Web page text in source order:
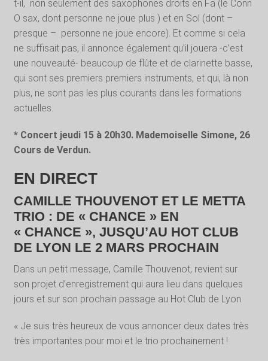
t-il, non seulement des saxophones droits en Fa (le Conn
O sax, dont personne ne joue plus ) et en Sol (dont –
presque – personne ne joue encore). Et comme si cela
ne suffisait pas, il annonce également qu’il jouera -c’est
une nouveauté- beaucoup de flûte et de clarinette basse,
qui sont ses premiers premiers instruments, et qui, là non
plus, ne sont pas les plus courants dans les formations
actuelles.
* Concert jeudi 15 à 20h30. Mademoiselle Simone, 26
Cours de Verdun.
EN DIRECT
CAMILLE THOUVENOT ET LE METTA
TRIO : DE « CHANCE » EN
« CHANCE », JUSQU’AU HOT CLUB
DE LYON LE 2 MARS PROCHAIN
Dans un petit message, Camille Thouvenot, revient sur
son projet d’enregistrement qui aura lieu dans quelques
jours et sur son prochain passage au Hot Club de Lyon.
« Je suis très heureux de vous annoncer deux dates très
très importantes pour moi et le trio prochainement !